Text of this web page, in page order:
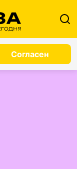
Согласен